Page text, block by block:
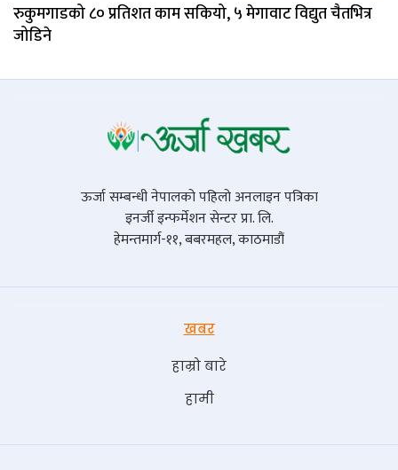
रुकुमगाडको ८० प्रतिशत काम सकियो, ५ मेगावाट विद्युत चैतभित्र
जोडिने
ऊर्जा सम्बन्धी नेपालको पहिलो अनलाइन पत्रिका
इनर्जी इन्फर्मेशन सेन्टर प्रा. लि.
हेमन्तमार्ग-११, बबरमहल, काठमाडौं
खबर
हाम्रो बारे
हामी